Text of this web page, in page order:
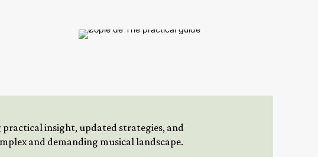
insight, updated strategies, and
and demanding musical landscape.